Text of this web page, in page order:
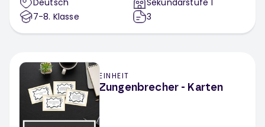
Deutsch
7-8. Klasse
Sekundarstufe 1
3
EINHEIT
Zungenbrecher - Karten